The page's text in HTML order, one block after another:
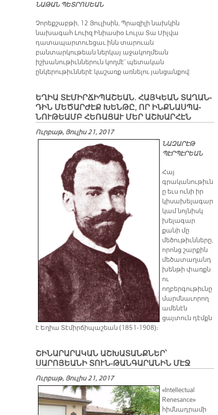
ՆԱ­ԹԱՆ ՊԵՏ­ՐՈ­ՍԵԱՆ
Չորեքշաբթի, 12 Յուլիսին, Պրազիլի նախկին
նախագահ Լուիզ Ինիասիօ Լուլա Տա Սիլվա
դատապարտուեցաւ ինն տարուան
բանտարկութեան ներկայ աջակողմեան
իշխանութիւններուն կողմէ՝ պետական
ընկերութիւններէ կաշառք առնելու յանցանքով:
Ե­ՂԻԱ ՏԷ­ՄԻՐ­ՃԻ­ՊԱ­ՇԵԱՆ. ՀԱՅ­ԿԵԱՆ ՏԱ­ՂԱՆ­
ԴԻՆ ՄԵ­ԾԱՐ­ԺԷՔ ԽԵՆ­ԹԸ, ՈՐ ԻՆՔ­ՆԱՍ­ՊԱ­
ՆՈՒ­ԹԵԱՄԲ ՀԵ­ՌԱ­ՑԱՒ ՄԵՐ ԱՇ­ԽԱՐ­ՀԷՆ
Ուրբաթ, Յուլիս 21, 2017
ՆԱԶԱՐԷԹ
ՊԷՐՊԷՐԵԱՆ
Հայ
գրականութիւն
ը եւս ունի իր
կիսախելագար
կամ նոյնիսկ
խելագար
քանի մը
մեծութիւնները,
որոնց շարքին
մեծատաղանդ
խենթի փառքն
ու
ողբերգութիւնը
մարմնաւորող
ամենէն
ցայտուն դէմքն
է Եղիա Տէմիրճիպաշեան (1851-1908)։
ՇԻՆԱՐԱՐԱԿԱՆ ԱՇԽԱՏԱՆՔՆԵՐ՝
ՍԱՐՈՅԵԱՆԻ ՏՈՒՆ-ԹԱՆԳԱՐԱՆԻՆ ՄԷՋ
Ուրբաթ, Յուլիս 21, 2017
«Intellectual
Renesance»
հիմնադրամի